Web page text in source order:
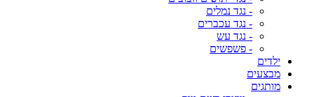
- נגד נמלים
- נגד עכברים
- נגד עש
- פשפשים
ילדים
מבצעים
מותגים